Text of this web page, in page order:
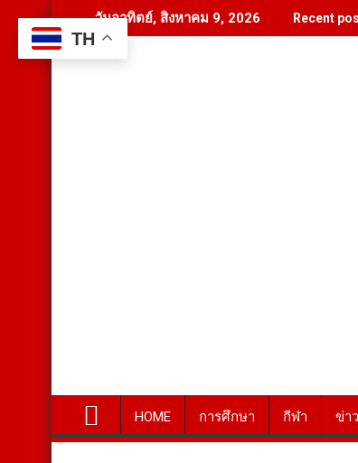
to
content
วันอาทิตย์, สิงหาคม 9, 2026 Recent
HOME การศึกษา กีฬา ข่า
TH